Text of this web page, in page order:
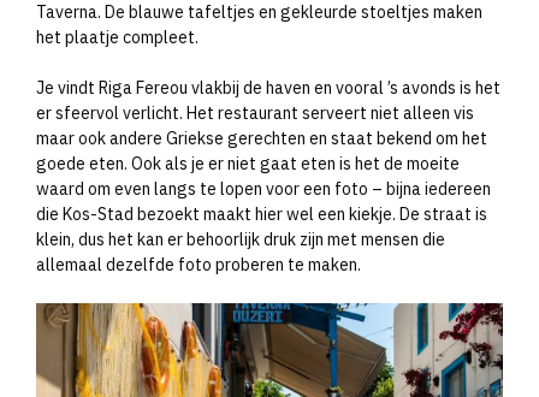
Taverna. De blauwe tafeltjes en gekleurde stoeltjes maken
het plaatje compleet.
Je vindt Riga Fereou vlakbij de haven en vooral ’s avonds is het
er sfeervol verlicht. Het restaurant serveert niet alleen vis
maar ook andere Griekse gerechten en staat bekend om het
goede eten. Ook als je er niet gaat eten is het de moeite
waard om even langs te lopen voor een foto – bijna iedereen
die Kos-Stad bezoekt maakt hier wel een kiekje. De straat is
klein, dus het kan er behoorlijk druk zijn met mensen die
allemaal dezelfde foto proberen te maken.